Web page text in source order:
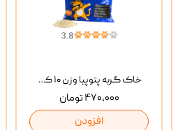
خاک گربه پتوپیا وزن ۱۰ کیلوگرم
۴۷۰,۰۰۰ تومان
افزودن